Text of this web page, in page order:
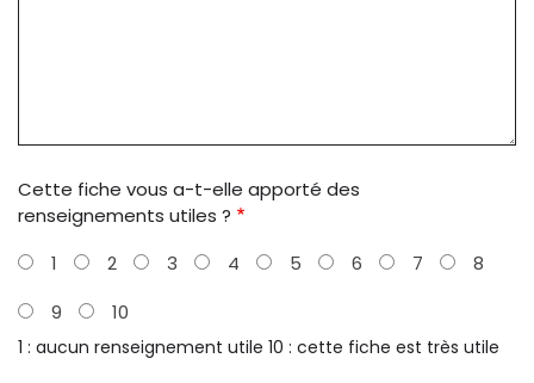
Cette fiche vous a-t-elle apporté des
renseignements utiles ?
1
2 3 4 5 6 7
8
9
10
1 : aucun renseignement utile 10 : cette fiche est très utile